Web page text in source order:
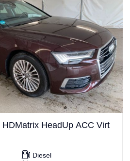
HeadUp ACC Virt
Diesel